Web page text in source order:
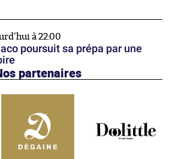
à 22:00
poursuit sa prépa par une
partenaires